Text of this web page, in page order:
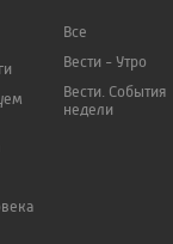
Все
Вести - Утро
Вести. События
недели